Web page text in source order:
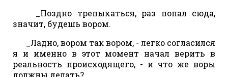
_Поздно трепыхаться, раз попал сюда,
значит, будешь вором.
_Ладно, вором так вором, - легко согласился
я и именно в этот момент начал верить в
реальность происходящего, - и что же воры
должны делать?